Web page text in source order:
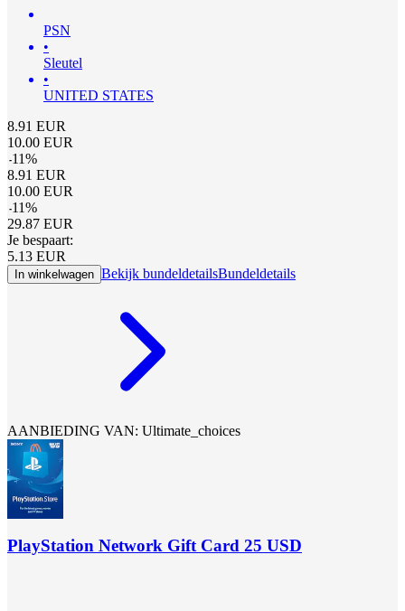
PSN
•
Sleutel
•
UNITED STATES
8.91 EUR
10.00 EUR
-11%
8.91 EUR
10.00 EUR
-11%
29.87 EUR
Je bespaart:
5.13 EUR
In winkelwagen Bekijk bundeldetailsBundeldetails
AANBIEDING VAN: Ultimate_choices
PlayStation Network Gift Card 25 USD